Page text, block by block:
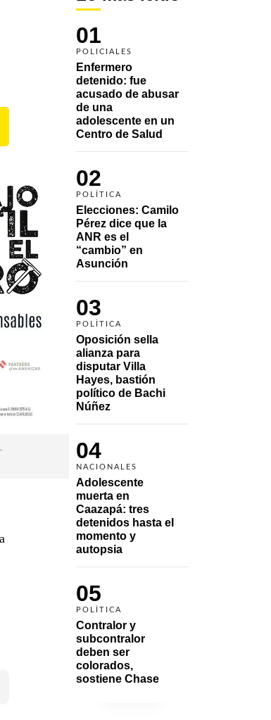
01
POLICIALES
Enfermero
detenido: fue
acusado de abusar
de una
adolescente en un
Centro de Salud
02
POLÍTICA
Elecciones: Camilo
Pérez dice que la
ANR es el
“cambio” en
Asunción
03
POLÍTICA
Oposición sella
alianza para
disputar Villa
Hayes, bastión
político de Bachi
Núñez
04
NACIONALES
Adolescente
muerta en
Caazapá: tres
detenidos hasta el
momento y
autopsia
05
POLÍTICA
Contralor y
subcontralor
deben ser
colorados,
sostiene Chase